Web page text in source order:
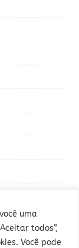
uma
todos”,
Você pode